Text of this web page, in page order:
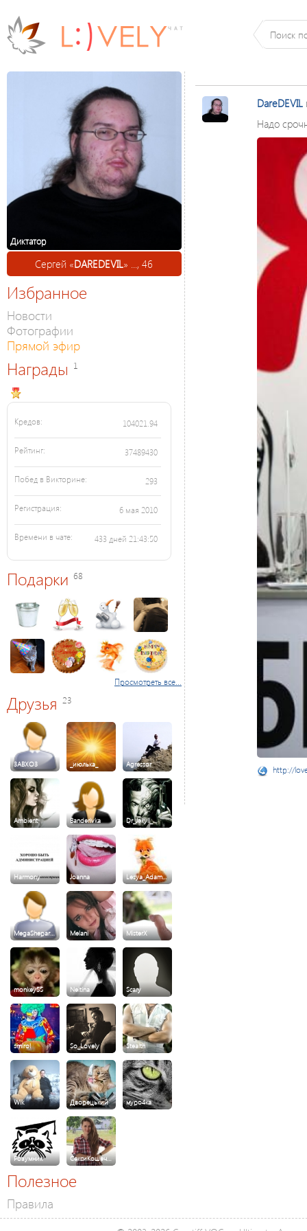
Диктатор
Сергей «DAREDEVIL» ..., 46
Избранное
Новости
Фотографии
Прямой эфир
Награды 1
Кредов: 104021.94
Рейтинг: 37489430
Побед в Викторине: 293
Регистрация: 6 мая 2010
Времени в чате: 433 дней 21:43:50
Подарки 68
Просмотреть все...
Друзья 23
3ABXO3 _июлька_ Agressor
Ambient Banderivka Dr_Jekyll_…
Harmony Joanna Lesya_Adam…
MegaShepar… Melani MisterX
monkey55 Neitina Scary
smirol So_Lovely Stealth
Wik Дворецький муро4ка
Розумник СексиКошеч…
Полезное
Правила
DareDEVIL
Надо
http://